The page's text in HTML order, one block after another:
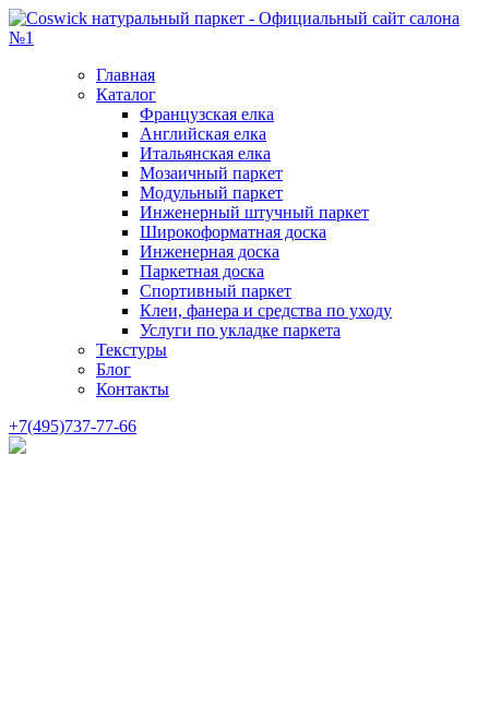
Главная
Каталог
Французская елка
Английская елка
Итальянская елка
Мозаичный паркет
Модульный паркет
Инженерный штучный паркет
Широкоформатная доска
Инженерная доска
Паркетная доска
Спортивный паркет
Клеи, фанера и средства по уходу
Услуги по укладке паркета
Текстуры
Блог
Контакты
+7(495)737-77-66